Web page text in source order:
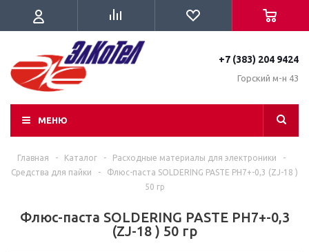
+7 (383) 204 9424
Горский м-н 43
МЕНЮ
Главная - Каталог - Расходные материалы для электроники
-
Средства для пайки
-
Флюс-паста SOLDERING PASTE PH7+-0,3 (ZJ-18 )
50 гр
Флюс-паста SOLDERING PASTE PH7+-0,3
(ZJ-18 ) 50 гр